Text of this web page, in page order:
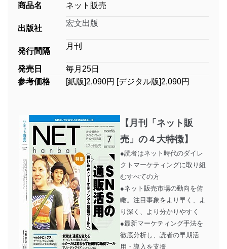
商品名 ネット販売
出版社
宏文出版
発行間隔
月刊
発売日
毎月25日
参考価格
[紙版]2,090円 [デジタル版]2,090円
【月刊「ネット販
売」の４大特徴】
●読者はネット時代のダイレ
クトマーケティングに取り組
むすべての方
●ネット販売市場の動向を俯
瞰。注目事象をより早く、よ
り深く、より分かりやすく
●最新マーケティング手法を
徹底分析し、読者の早期活
用・導入を支援